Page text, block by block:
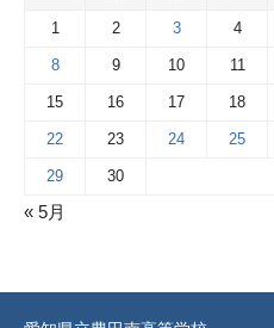
1 2 3 4
8 9 10 11
15 16 17 18
22 23 24 25
29 30
« 5月